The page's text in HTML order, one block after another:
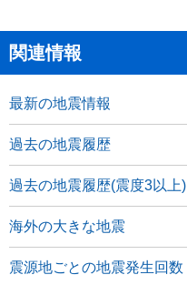
関連情報
最新の地震情報
過去の地震履歴
過去の地震履歴(震度3以上)
海外の大きな地震
震源地ごとの地震発生回数